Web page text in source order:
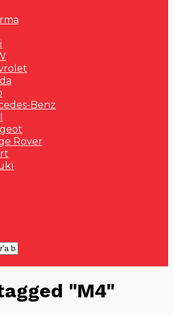
Benz
Rover
"M4"